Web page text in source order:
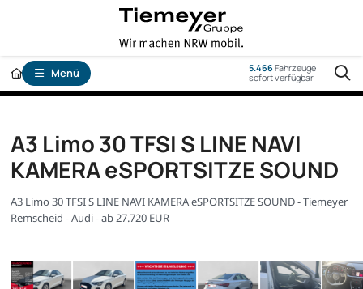
Menü 5.466Fahrzeuge
sofort verfügbar
A3 Limo 30 TFSI S LINE NAVI
KAMERA eSPORTSITZE SOUND
A3 Limo 30 TFSI S LINE NAVI KAMERA eSPORTSITZE SOUND - Tiemeyer
Remscheid - Audi - ab 27.720 EUR